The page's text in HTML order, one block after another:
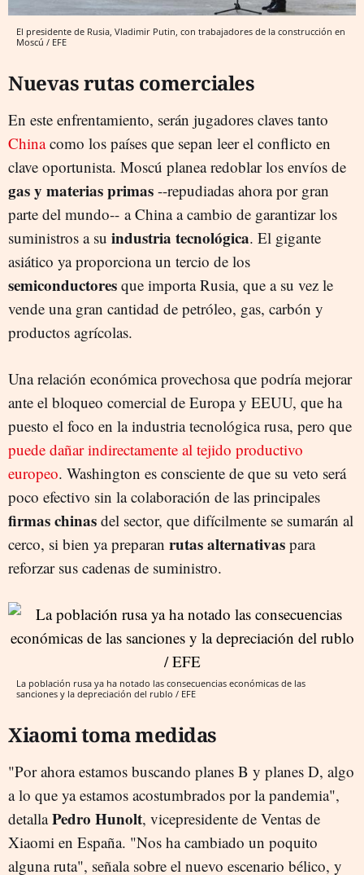
El presidente de Rusia, Vladimir Putin, con trabajadores de la construcción en
Moscú / EFE
Nuevas rutas comerciales
En este enfrentamiento, serán jugadores claves tanto
Chinacomo los países que sepan leer el conflicto en
clave oportunista. Moscú planea redoblar los envíos de
gas y materias primas --repudiadas ahora por gran
parte del mundo-- a China a cambio de garantizar los
suministros a su industria tecnológica. El gigante
asiático ya proporciona un tercio de los
semiconductores que importa Rusia, que a su vez le
vende una gran cantidad de petróleo, gas, carbón y
productos agrícolas.
Una relación económica provechosa que podría mejorar
ante el bloqueo comercial de Europa y EEUU, que ha
puesto el foco en la industria tecnológica rusa, pero que
puede dañar indirectamente al tejido productivo
europeo. Washington es consciente de que su veto será
poco efectivo sin la colaboración de las principales
firmas chinas del sector, que difícilmente se sumarán al
cerco, si bien ya preparan rutas alternativas para
reforzar sus cadenas de suministro.
La población rusa ya ha notado las consecuencias económicas de las
sanciones y la depreciación del rublo / EFE
Xiaomi toma medidas
"Por ahora estamos buscando planes B y planes D, algo
a lo que ya estamos acostumbrados por la pandemia",
detallaPedro Hunolt, vicepresidente de Ventas de
Xiaomi en España. "Nos ha cambiado un poquito
alguna ruta", señala sobre el nuevo escenario bélico, y